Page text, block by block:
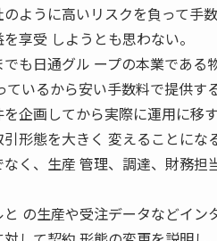
ように高いリスクを負って手
享受 しようとも思わない。
も日通グル ープの本業である
ているから安い手数料で提供す
企画してから実際に運用に移
形態を大きく 変えることにな
く、生産 管理、調達、財務
の生産や受注データなどイン